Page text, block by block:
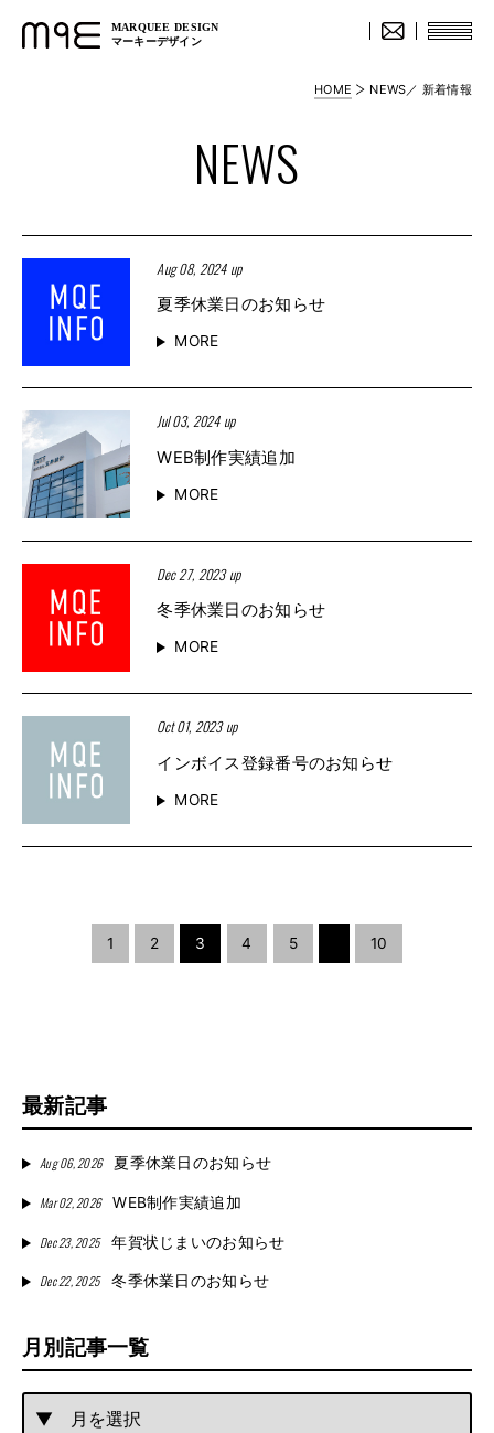
MARQUEE DESIGN
マーキーデザイン
HOME NEWS／ 新着情報
NEWS
Aug 08, 2024 up
夏季休業日のお知らせ
MORE
Jul 03, 2024 up
WEB制作実績追加
MORE
Dec 27, 2023 up
冬季休業日のお知らせ
MORE
Oct 01, 2023 up
インボイス登録番号のお知らせ
MORE
1 2 3 4 5 10
最新記事
Aug 06, 2026 夏季休業日のお知らせ
Mar 02, 2026 WEB制作実績追加
Dec 23, 2025 年賀状じまいのお知らせ
Dec 22, 2025 冬季休業日のお知らせ
月別記事一覧